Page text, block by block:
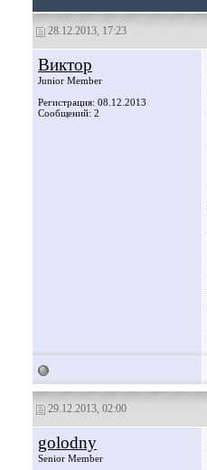
28.12.2013, 17:23
Виктор
Junior Member
Регистрация: 08.12.2013
Сообщений: 2
29.12.2013, 02:00
golodny
Senior Member